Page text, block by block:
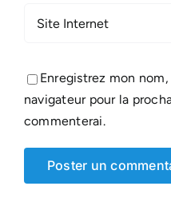
Enregistrez mon
navigateur pour la
commenterai.